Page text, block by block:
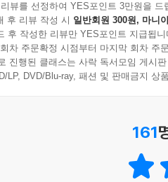
법률을 시행하거나, 어떤 사원
불의의 대부분은 개인의 선입견
위험에 빠진다. 글로벌 엘리트들
다 보면 그들의 존재마저 잊기 쉽
뷰를 선정하여 YES포인트 3만원을 드
후 리뷰 작성 시 일반회원 300원, 마니
후 작성한 리뷰만 YES포인트 지급됩니
차 주문확정 시점부터 마지막 회차 주
진행된 클래스는 사락 독서모임 게시
LP, DVD/Blu-ray, 패션 및 판매금지 상
161